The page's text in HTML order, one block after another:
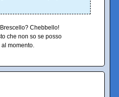
Chebbello!
che non so se posso
momento.